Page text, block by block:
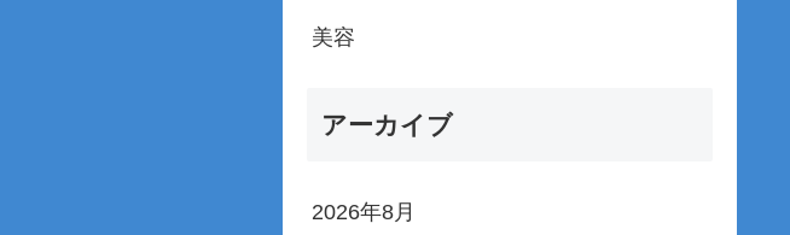
美容
アーカイブ
2026年8月